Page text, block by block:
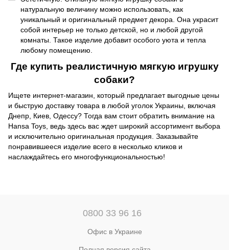
натуральную величину можно использовать, как
уникальный и оригинальный предмет декора. Она украсит
собой интерьер не только детской, но и любой другой
комнаты. Такое изделие добавит особого уюта и тепла
любому помещению.
Где купить реалистичную мягкую игрушку
собаки?
Ищете интернет-магазин, который предлагает выгодные цены
и быструю доставку товара в любой уголок Украины, включая
Днепр, Киев, Одессу? Тогда вам стоит обратить внимание на
Hansa Toys, ведь здесь вас ждет широкий ассортимент выбора
и исключительно оригинальная продукция. Заказывайте
понравившееся изделие всего в несколько кликов и
наслаждайтесь его многофункциональностью!
0800 33 96 16
Офис в Украине